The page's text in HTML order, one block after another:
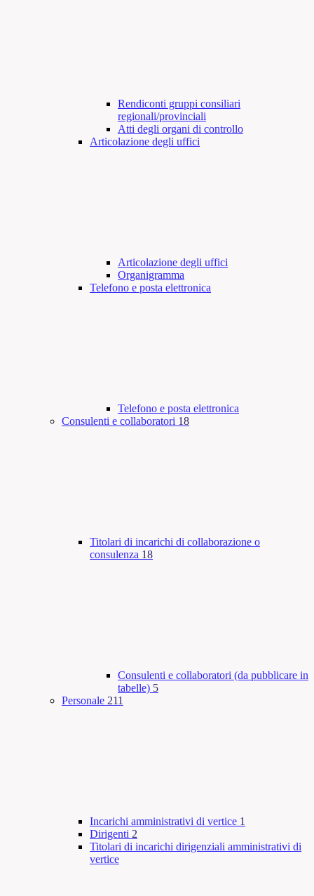
Rendiconti gruppi consiliari
regionali/provinciali
Atti degli organi di controllo
Articolazione degli uffici
Articolazione degli uffici
Organigramma
Telefono e posta elettronica
Telefono e posta elettronica
Consulenti e collaboratori 18
Titolari di incarichi di collaborazione o
consulenza 18
Consulenti e collaboratori (da pubblicare in
tabelle) 5
Personale 211
Incarichi amministrativi di vertice 1
Dirigenti 2
Titolari di incarichi dirigenziali amministrativi di
vertice